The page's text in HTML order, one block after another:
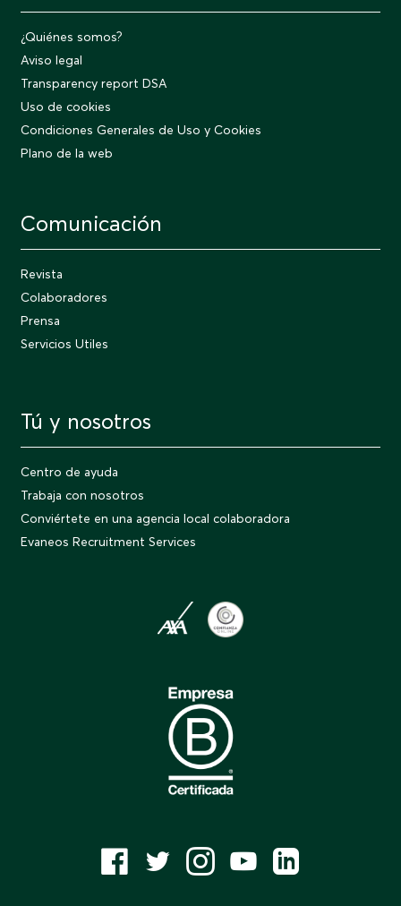
¿Quiénes somos?
Aviso legal
Transparency report DSA
Uso de cookies
Condiciones Generales de Uso y Cookies
Plano de la web
Comunicación
Revista
Colaboradores
Prensa
Servicios Utiles
Tú y nosotros
Centro de ayuda
Trabaja con nosotros
Conviértete en una agencia local colaboradora
Evaneos Recruitment Services